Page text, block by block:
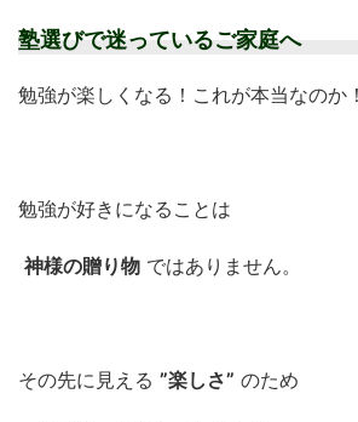
塾選びで迷っているご家庭へ
勉強が楽しくなる！これが本当なのか
勉強が好きになることは
神様の贈り物 ではありません。
その先に見える ”楽しさ” のため